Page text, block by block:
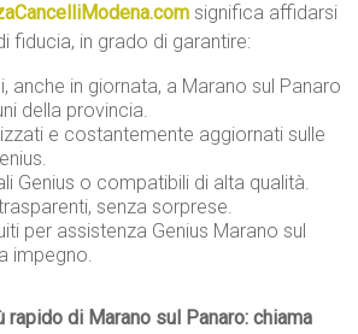
significa affidarsi
fiducia, in grado di garantire:
anche in giornata, a Marano sul Panaro
della provincia.
e costantemente aggiornati sulle
Genius o compatibili di alta qualità.
senza sorprese.
per assistenza Genius Marano sul
impegno.
di Marano sul Panaro: chiama